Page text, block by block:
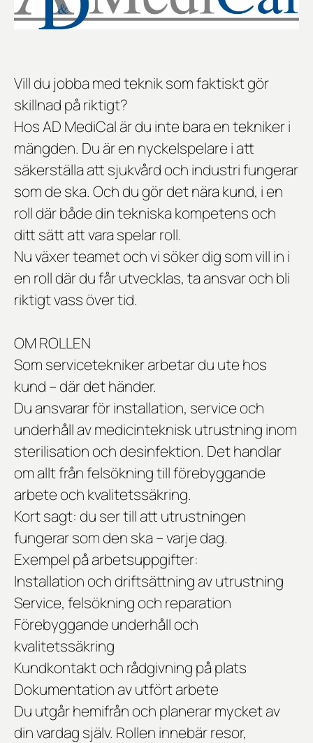
Vill du jobba med teknik som faktiskt gör
skillnad på riktigt?
Hos AD MediCal är du inte bara en tekniker i
mängden. Du är en nyckelspelare i att
säkerställa att sjukvård och industri fungerar
som de ska. Och du gör det nära kund, i en
roll där både din tekniska kompetens och
ditt sätt att vara spelar roll.
Nu växer teamet och vi söker dig som vill in i
en roll där du får utvecklas, ta ansvar och bli
riktigt vass över tid.
OM ROLLEN
Som servicetekniker arbetar du ute hos
kund – där det händer.
Du ansvarar för installation, service och
underhåll av medicinteknisk utrustning inom
sterilisation och desinfektion. Det handlar
om allt från felsökning till förebyggande
arbete och kvalitetssäkring.
Kort sagt: du ser till att utrustningen
fungerar som den ska – varje dag.
Exempel på arbetsuppgifter:
Installation och driftsättning av utrustning
Service, felsökning och reparation
Förebyggande underhåll och
kvalitetssäkring
Kundkontakt och rådgivning på plats
Dokumentation av utfört arbete
Du utgår hemifrån och planerar mycket av
din vardag själv. Rollen innebär resor,